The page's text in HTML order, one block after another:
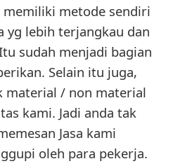
metode sendiri
yg lebih terjangkau dan
sudah menjadi bagian
Selain itu juga,
material / non material
kami. Jadi anda tak
Jasa kami
oleh para pekerja.